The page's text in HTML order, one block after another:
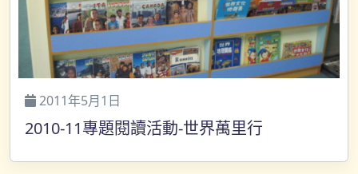
2011年5月1日
2010-11專題閱讀活動-世界萬里行